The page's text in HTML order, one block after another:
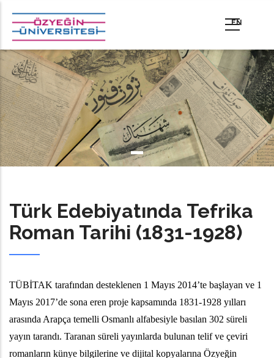
içeriğe
atla
Türk Edebiyatında Tefrika
Roman Tarihi (1831-1928)
TÜBİTAK tarafından desteklenen 1 Mayıs 2014’te başlayan ve 1
Mayıs 2017’de sona eren proje kapsamında 1831-1928 yılları
arasında Arapça temelli Osmanlı alfabesiyle basılan 302 süreli
yayın tarandı. Taranan süreli yayınlarda bulunan telif ve çeviri
romanların künye bilgilerine ve dijital kopyalarına Özyeğin